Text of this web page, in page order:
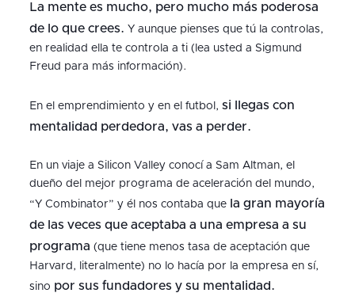
La mente es mucho, pero mucho más poderosa
de lo que crees. Y aunque pienses que tú la controlas,
en realidad ella te controla a ti (lea usted a Sigmund
Freud para más información).
En el emprendimiento y en el futbol, si llegas con
mentalidad perdedora, vas a perder.
En un viaje a Silicon Valley conocí a Sam Altman, el
dueño del mejor programa de aceleración del mundo,
“Y Combinator” y él nos contaba que la gran mayoría
de las veces que aceptaba a una empresa a su
programa (que tiene menos tasa de aceptación que
Harvard, literalmente) no lo hacía por la empresa en sí,
sino por sus fundadores y su mentalidad.